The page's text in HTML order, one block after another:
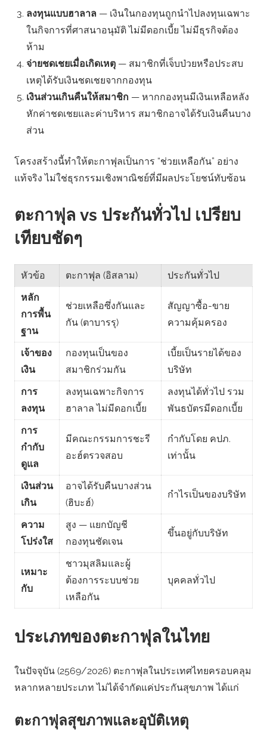
ลงทุนแบบฮาลาล — เงินในกองทุนถูกนำไปลงทุนเฉพาะ
ในกิจการที่ศาสนาอนุมัติ ไม่มีดอกเบี้ย ไม่มีธุรกิจต้อง
ห้าม
จ่ายชดเชยเมื่อเกิดเหตุ — สมาชิกที่เจ็บป่วยหรือประสบ
เหตุได้รับเงินชดเชยจากกองทุน
เงินส่วนเกินคืนให้สมาชิก — หากกองทุนมีเงินเหลือหลัง
หักค่าชดเชยและค่าบริหาร สมาชิกอาจได้รับเงินคืนบาง
ส่วน
โครงสร้างนี้ทำให้ตะกาฟุลเป็นการ “ช่วยเหลือกัน” อย่าง
แท้จริง ไม่ใช่ธุรกรรมเชิงพาณิชย์ที่มีผลประโยชน์ทับซ้อน
ตะกาฟุล vs ประกันทั่วไป เปรียบ
เทียบชัดๆ
หัวข้อ ตะกาฟุล (อิสลาม)
ประกันทั่วไป
หลัก
การพื้น
ฐาน
ช่วยเหลือซึ่งกันและ
กัน (ตาบารรุ)
สัญญาซื้อ-ขาย
ความคุ้มครอง
เจ้าของ
เงิน
กองทุนเป็นของ
สมาชิกร่วมกัน
เบี้ยเป็นรายได้ของ
บริษัท
การ
ลงทุน
ลงทุนเฉพาะกิจการ
ฮาลาล ไม่มีดอกเบี้ย
ลงทุนได้ทั่วไป รวม
พันธบัตรมีดอกเบี้ย
การ
กำกับ
ดูแล
มีคณะกรรมการชะรี
อะฮ์ตรวจสอบ
กำกับโดย คปภ.
เท่านั้น
เงินส่วน
เกิน
อาจได้รับคืนบางส่วน
(ฮิบะฮ์)
กำไรเป็นของบริษัท
ความ
โปร่งใส
สูง — แยกบัญชี
กองทุนชัดเจน
ขึ้นอยู่กับบริษัท
เหมาะ
กับ
ชาวมุสลิมและผู้
ต้องการระบบช่วย
เหลือกัน
บุคคลทั่วไป
ประเภทของตะกาฟุลในไทย
ในปัจจุบัน (2569/2026) ตะกาฟุลในประเทศไทยครอบคลุม
หลากหลายประเภท ไม่ได้จำกัดแค่ประกันสุขภาพ ได้แก่
ตะกาฟุลสุขภาพและอุบัติเหตุ